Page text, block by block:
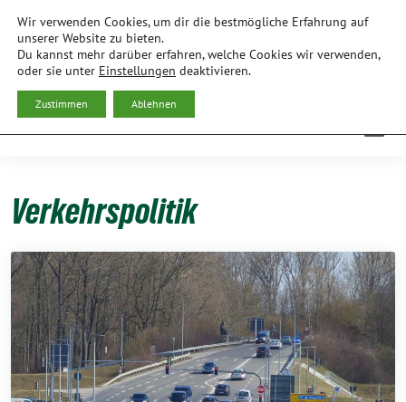
zum
Inhalt
BÜNDNIS 90/DIE GRÜNEN
ORTSVERBAND FREISING
Verkehrspolitik
Wir verwenden Cookies, um dir die bestmögliche Erfahrung auf
unserer Website zu bieten.
Du kannst mehr darüber erfahren, welche Cookies wir verwenden,
oder sie unter Einstellungen deaktivieren.
Zustimmen Ablehnen